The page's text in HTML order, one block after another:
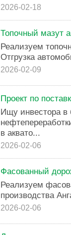
2026-02-18
Топочный мазут
Реализуем
Отгрузка
2026-02-09
Проект по
Ищу инвестора в
в аквато...
2026-02-06
Фасованный
Реализуем
производства
2026-02-06